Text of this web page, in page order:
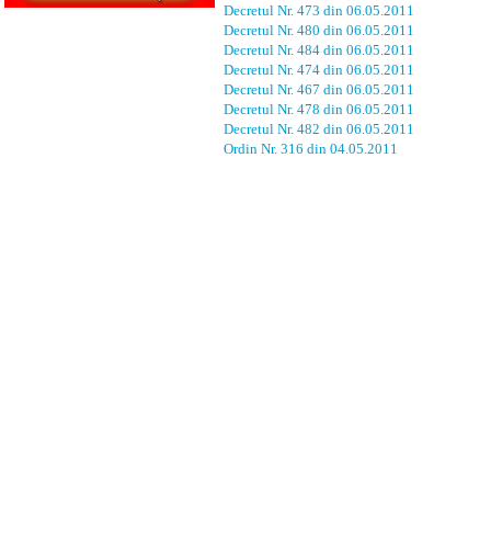
Decretul Nr. 473 din 06.05.2011
Decretul Nr. 480 din 06.05.2011
Decretul Nr. 484 din 06.05.2011
Decretul Nr. 474 din 06.05.2011
Decretul Nr. 467 din 06.05.2011
Decretul Nr. 478 din 06.05.2011
Decretul Nr. 482 din 06.05.2011
Ordin Nr. 316 din 04.05.2011